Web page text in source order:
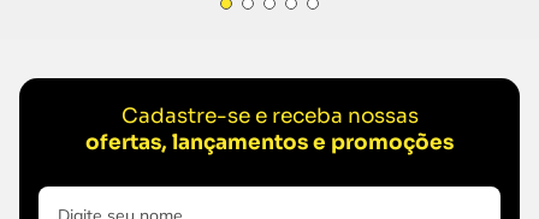
Cadastre-se e receba nossas
ofertas, lançamentos e promoções